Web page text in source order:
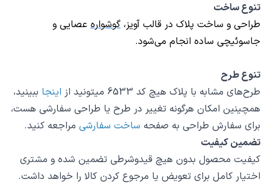
تنوع ساخت
طراحی و ساخت پلاک در قالب آویز، گوشواره عصایی و
جاسوئیچی ساده انجام می‌شود.
تنوع طرح
طرح‌های مشابه با پلاک هیچ کد 6533 میتونید از
اینجا ببینید،
همچینین امکان هرگونه تغییر در طرح یا طراحی سفارشی هست،
برای سفارش طراحی به صفحه ساخت سفارشی مراجعه کنید.
تضمین کیفیت
کیفیت محصول بدون هیچ قیدوشرطی تضمین شده و مشتری
اختیار کامل برای تعویض یا مرجوع کردن کالا را خواهد داشت.